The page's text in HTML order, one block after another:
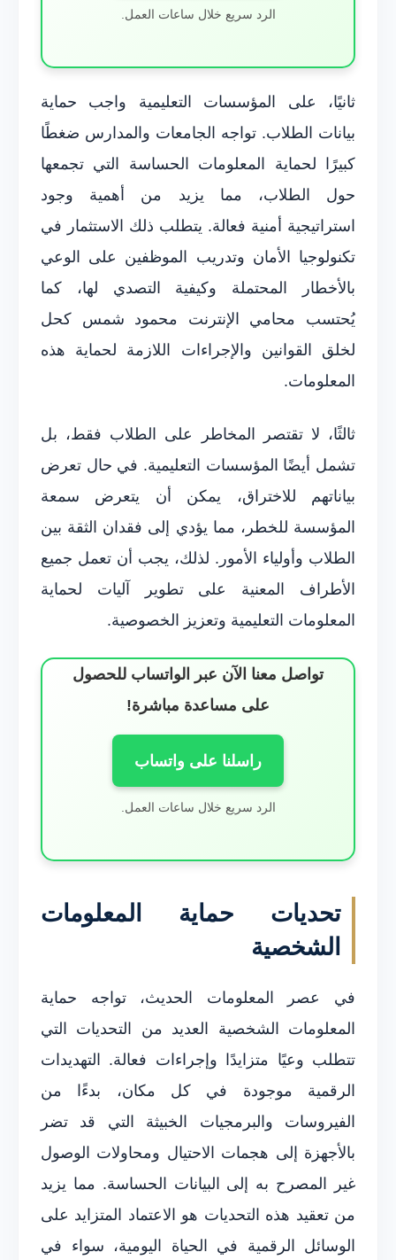
الرد سريع خلال ساعات العمل.
ثانيًا، على المؤسسات التعليمية واجب حماية
بيانات الطلاب. تواجه الجامعات والمدارس ضغطًا
كبيرًا لحماية المعلومات الحساسة التي تجمعها
حول الطلاب، مما يزيد من أهمية وجود
استراتيجية أمنية فعالة. يتطلب ذلك الاستثمار في
تكنولوجيا الأمان وتدريب الموظفين على الوعي
بالأخطار المحتملة وكيفية التصدي لها، كما
يُحتسب محامي الإنترنت محمود شمس كحل
لخلق القوانين والإجراءات اللازمة لحماية هذه
المعلومات.
ثالثًا، لا تقتصر المخاطر على الطلاب فقط، بل
تشمل أيضًا المؤسسات التعليمية. في حال تعرض
بياناتهم للاختراق، يمكن أن يتعرض سمعة
المؤسسة للخطر، مما يؤدي إلى فقدان الثقة بين
الطلاب وأولياء الأمور. لذلك، يجب أن تعمل جميع
الأطراف المعنية على تطوير آليات لحماية
المعلومات التعليمية وتعزيز الخصوصية.
تواصل معنا الآن عبر الواتساب للحصول
على مساعدة مباشرة!
راسلنا على واتساب
الرد سريع خلال ساعات العمل.
تحديات حماية المعلومات
الشخصية
في عصر المعلومات الحديث، تواجه حماية
المعلومات الشخصية العديد من التحديات التي
تتطلب وعيًا متزايدًا وإجراءات فعالة. التهديدات
الرقمية موجودة في كل مكان، بدءًا من
الفيروسات والبرمجيات الخبيثة التي قد تضر
بالأجهزة إلى هجمات الاحتيال ومحاولات الوصول
غير المصرح به إلى البيانات الحساسة. مما يزيد
من تعقيد هذه التحديات هو الاعتماد المتزايد على
الوسائل الرقمية في الحياة اليومية، سواء في